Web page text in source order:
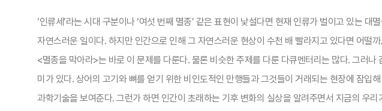
‘인류세’라는 시대 구분이나 ‘여섯 번째 멸종’ 같은 표현이 낯설다면 현재 인류가 벌이고 있는
자연스러운 일이다. 하지만 인간으로 인해 그 자연스러운 현상이 수천 배 빨라지고 있다면 어떨까.
<멸종을 막아라>는 바로 이 문제를 다룬다. 물론 비슷한 주제를 다룬 다큐멘터리는 많다. 그러
미가 있다. 상어의 고기와 뼈를 얻기 위한 비인도적인 만행들과 그것들이 거래되는 현장에 잠
과학기술을 보여준다. 그런가 하면 인간이 초래하는 기후 변화의 실상을 알려주면서 지금의 우